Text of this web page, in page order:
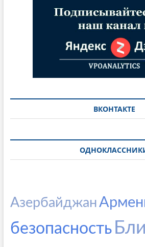
ВКОНТАКТЕ
Азербайджан
безопасность